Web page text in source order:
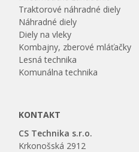
Traktorové náhradné diely
Náhradné diely
Diely na vleky
Kombajny, zberové mláťačky
Lesná technika
Komunálna technika
KONTAKT
CS Technika s.r.o.
Krkonošská 2912